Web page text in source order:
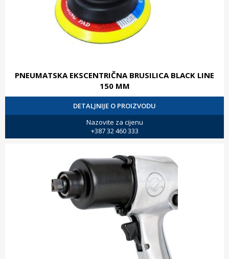
PNEUMATSKA EKSCENTRIČNA BRUSILICA BLACK LINE
150 MM
DETALJNIJE O PROIZVODU
Nazovite za cijenu
+387 32 460 333